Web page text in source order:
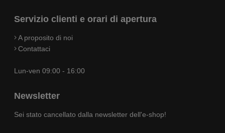
Servizio clienti e orari di apertura
A proposito di noi
Contattaci
Lun-ven 09:00 - 16:00
Newsletter
Sei stato cancellato dalla newsletter dell'e-shop!